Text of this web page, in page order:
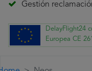
Gestión
DelayFlight24
Europea CE